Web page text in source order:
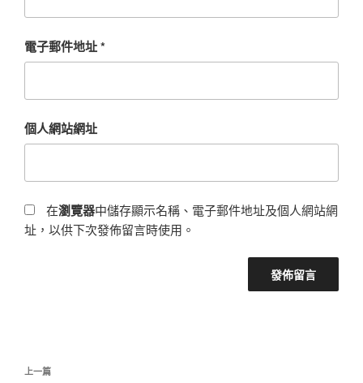
電子郵件地址*
個人網站網址
在瀏覽器中儲存顯示名稱、電子郵件地址及個人網站網
址，以供下次發佈留言時使用。
文
上
上一篇